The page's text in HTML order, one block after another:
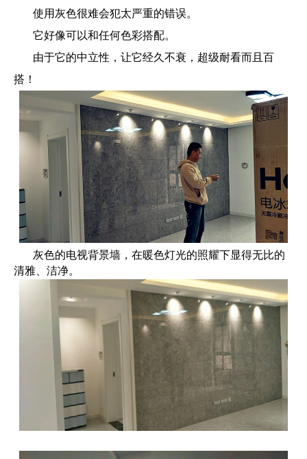
使用灰色很难会犯太严重的错误。
它好像可以和任何色彩搭配。
由于它的中立性，让它经久不衰，超级耐看而且百
搭！
灰色的电视背景墙，在暖色灯光的照耀下显得无比的
清雅、洁净。